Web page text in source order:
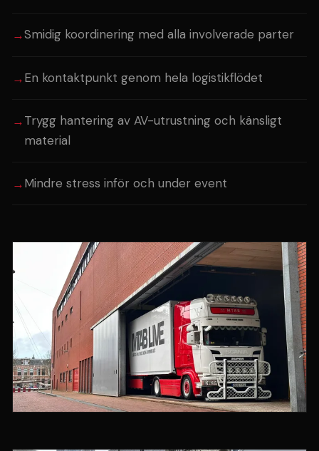
Smidig koordinering med alla involverade parter
En kontaktpunkt genom hela logistikflödet
Trygg hantering av AV-utrustning och känsligt
material
Mindre stress inför och under event